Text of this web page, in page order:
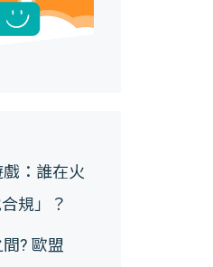
：誰在火
規」？
? 歐盟